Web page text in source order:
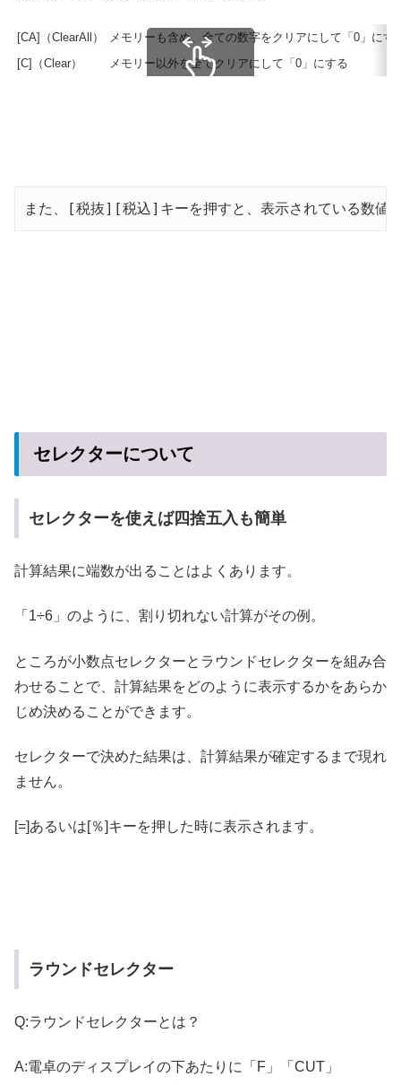
[CA]（ClearAll）
メモリーも含め、全ての数字をクリアにして「0」にす
[C]（Clear）
メモリー以外を全てクリアにして「0」にする
また、[税抜][税込]キーを押すと、表示されている数値
セレクターについて
セレクターを使えば四捨五入も簡単
計算結果に端数が出ることはよくあります。
「1÷6」のように、割り切れない計算がその例。
ところが小数点セレクターとラウンドセレクターを組み合
わせることで、計算結果をどのように表示するかをあらか
じめ決めることができます。
セレクターで決めた結果は、計算結果が確定するまで現れ
ません。
[=]あるいは[％]キーを押した時に表示されます。
ラウンドセレクター
Q:ラウンドセレクターとは？
A:電卓のディスプレイの下あたりに「F」「CUT」